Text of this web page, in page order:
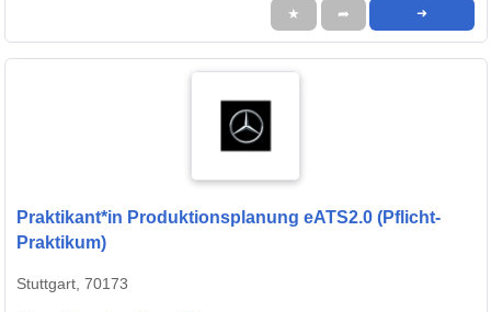
★ ➦ ➜
Praktikant*in Produktionsplanung eATS2.0 (Pflicht-
Praktikum)
Stuttgart, 70173